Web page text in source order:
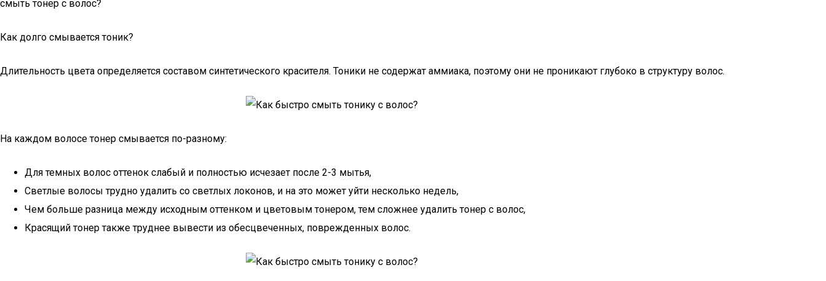
смыть тонер с волос?
Как долго смывается тоник?
Длительность цвета определяется составом синтетического красителя. Тоники не содержат аммиака, поэтому они не проникают глубоко в структуру волос.
На каждом волосе тонер смывается по-разному:
Для темных волос оттенок слабый и полностью исчезает после 2-3 мытья,
Светлые волосы трудно удалить со светлых локонов, и на это может уйти несколько недель,
Чем больше разница между исходным оттенком и цветовым тонером, тем сложнее удалить тонер с волос,
Красящий тонер также труднее вывести из обесцвеченных, поврежденных волос.